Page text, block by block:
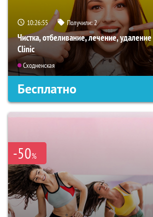
10:26:54 Получили:2
Чистка, отбеливание, лечение,
Clinic
Сходненская
Бесплатно
-50%